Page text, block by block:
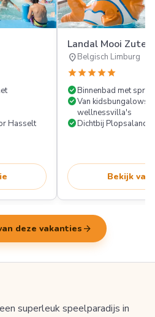
Hasselt
Landal Mooi
location_onBelgisch Limburg
starstarstarstarstar
check_circleBinnenbad met
check_circleVan kidsbungalows
wellnessvilla's
check_circleDichtbij Plopsaland
Bekijk
deze vakanties arrow_forward
superleuk speelparadijs in